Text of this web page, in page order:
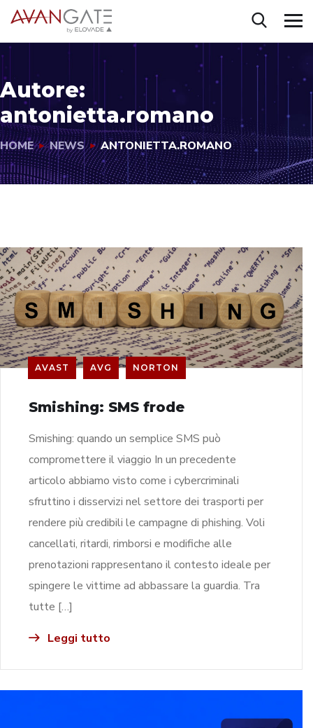
Autore:
antonietta.romano
HOME NEWS ANTONIETTA.ROMANO
AVAST AVG NORTON
Smishing: SMS frode
Smishing: quando un semplice SMS può
compromettere il viaggio In un precedente
articolo abbiamo visto come i cybercriminali
sfruttino i disservizi nel settore dei trasporti per
rendere più credibili le campagne di phishing. Voli
cancellati, ritardi, rimborsi e modifiche alle
prenotazioni rappresentano il contesto ideale per
spingere le vittime ad abbassare la guardia. Tra
tutte […]
Leggi tutto